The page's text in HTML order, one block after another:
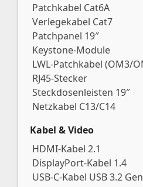
Patchkabel Cat6A
Verlegekabel Cat7
Patchpanel 19″
Keystone-Module
LWL-Patchkabel (OM3/
RJ45-Stecker
Steckdosenleisten 19″
Netzkabel C13/C14
Kabel & Video
HDMI-Kabel 2.1
DisplayPort-Kabel 1.4
USB-C-Kabel USB 3.2